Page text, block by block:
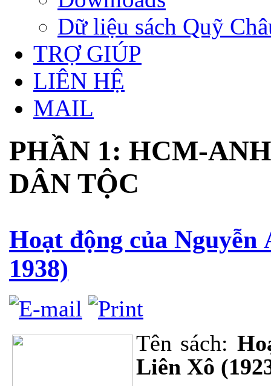
Dữ liệu sách Quỹ
TRỢ GIÚP
LIÊN HỆ
MAIL
PHẦN 1: HCM-
DÂN TỘC
Hoạt động của
1938)
Tên sách:
Liên Xô